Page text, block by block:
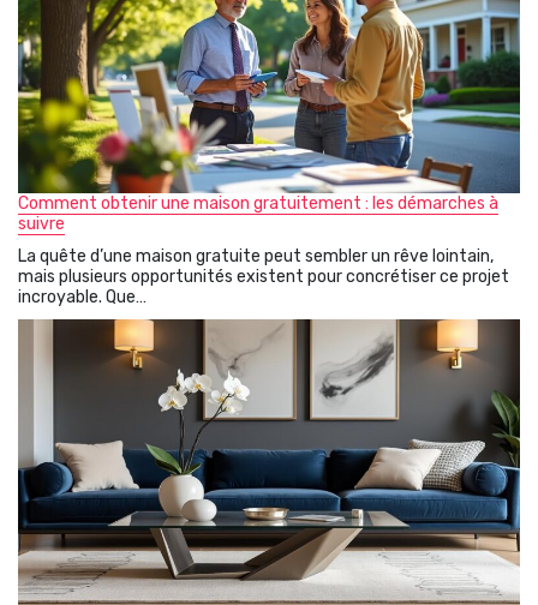
Comment obtenir une maison gratuitement : les démarches à
suivre
La quête d’une maison gratuite peut sembler un rêve lointain,
mais plusieurs opportunités existent pour concrétiser ce projet
incroyable. Que…